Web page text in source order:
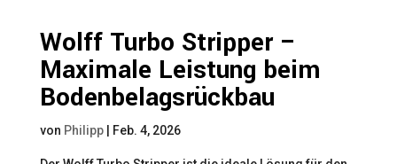
Wolff Turbo Stripper –
Maximale Leistung beim
Bodenbelagsrückbau
von Philipp| Feb. 4, 2026